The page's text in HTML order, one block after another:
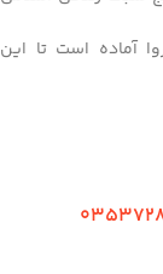
از سال ۱۴۰۴، اکنون پروا آماده است تا این